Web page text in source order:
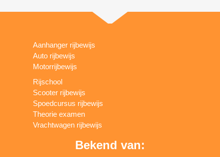
Aanhanger rijbewijs
Auto rijbewijs
Motorrijbewijs
Rijschool
Scooter rijbewijs
Spoedcursus rijbewijs
Theorie examen
Vrachtwagen rijbewijs
Bekend van: